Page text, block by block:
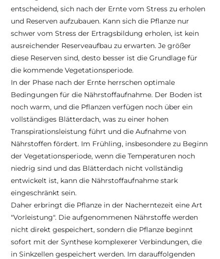
entscheidend, sich nach der Ernte vom Stress zu erholen
und Reserven aufzubauen. Kann sich die Pflanze nur
schwer vom Stress der Ertragsbildung erholen, ist kein
ausreichender Reserveaufbau zu erwarten. Je größer
diese Reserven sind, desto besser ist die Grundlage für
die kommende Vegetationsperiode.
In der Phase nach der Ernte herrschen optimale
Bedingungen für die Nährstoffaufnahme. Der Boden ist
noch warm, und die Pflanzen verfügen noch über ein
vollständiges Blätterdach, was zu einer hohen
Transpirationsleistung führt und die Aufnahme von
Nährstoffen fördert. Im Frühling, insbesondere zu Beginn
der Vegetationsperiode, wenn die Temperaturen noch
niedrig sind und das Blätterdach nicht vollständig
entwickelt ist, kann die Nährstoffaufnahme stark
eingeschränkt sein.
Daher erbringt die Pflanze in der Nacherntezeit eine Art
"Vorleistung". Die aufgenommenen Nährstoffe werden
nicht direkt gespeichert, sondern die Pflanze beginnt
sofort mit der Synthese komplexerer Verbindungen, die
in Sinkzellen gespeichert werden. Im darauffolgenden